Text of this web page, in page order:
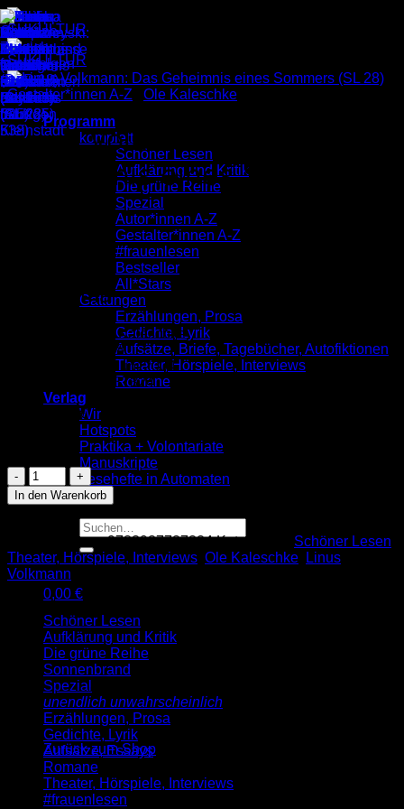
Zum
Inhalt
springen
Programm
komplett
Schöner Lesen
Aufklärung und Kritik
Die grüne Reihe
Spezial
Autor*innen A-Z
Gestalter*innen A-Z
#frauenlesen
Bestseller
All*Stars
Gattungen
Erzählungen, Prosa
Gedichte, Lyrik
Aufsätze, Briefe, Tagebücher, Autofiktionen
Theater, Hörspiele, Interviews
Romane
Verlag
Wir
Hotspots
Praktika + Volontariate
Manuskripte
Lesehefte in Automaten
Blog
Suche
nach:
0,00 €
Warenkorb
Es befinden sich keine Produkte im Warenkorb.
Zurück zum Shop
Gestalter*innen A-Z Ole Kaleschke
Linus Volkmann: Das
Geheimnis eines Sommers
ein Drama
Ole Kaleschke
Schöner Lesen 28
Veröffentlicht im Juni 2004
ISBN: 9783937737324
Preis: 2,00 €
Linus
Volkmann:
Das
Geheimnis
Sommers
(SL
28)
Menge
In den Warenkorb
Artikelnummer:9783937737324 Kategorien: Schöner Lesen
Theater, Hörspiele, Interviews Ole Kaleschke
Linus
Volkmann
Schöner Lesen
Aufklärung und Kritik
Die grüne Reihe
Sonnenbrand
Spezial
unendlich unwahrscheinlich
Erzählungen, Prosa
Gedichte, Lyrik
Aufsätze, Essays
Romane
Theater, Hörspiele, Interviews
#frauenlesen